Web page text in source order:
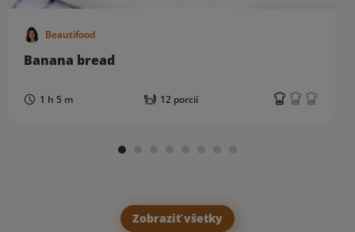
Beautifood
Banana bread
1 h 5 m 12 porcií
Zobraziť všetky